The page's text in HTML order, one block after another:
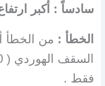
سادساً : أكبر
الخطأ : من الخطأ
فقط .